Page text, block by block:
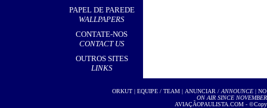
PAPEL DE PAREDE
WALLPAPERS
CONTATE-NOS
CONTACT US
OUTROS SITES
LINKS
ORKUT| EQUIPE / TEAM| ANUNCIAR / ANNOUNCE| NO
ON AIR SINCE
AVIAÇÃOPAULISTA.COM -